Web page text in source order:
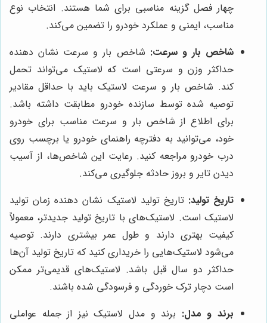
چهار فصل گزینه مناسبی برای شما هستند. انتخاب نوع
مناسب، ایمنی و عملکرد خودرو را تضمین می‌کند.
شاخص بار و سرعت: شاخص بار و سرعت نشان دهنده
حداکثر وزن و سرعتی است که لاستیک می‌تواند تحمل
کند. شاخص بار و سرعت لاستیک باید با حداقل مقادیر
توصیه شده توسط سازنده خودرو مطابقت داشته باشد.
برای اطلاع از شاخص بار و سرعت مناسب برای خودرو
خود، می‌توانید به دفترچه راهنمای خودرو یا برچسب روی
درب خودرو مراجعه کنید. رعایت این شاخص‌ها، از آسیب
دیدن تایر و بروز حادثه جلوگیری می‌کند.
تاریخ تولید: تاریخ تولید لاستیک نشان دهنده زمان تولید
لاستیک است. لاستیک‌های با تاریخ تولید جدیدتر، معمولاً
کیفیت بهتری دارند و طول عمر بیشتری دارند. توصیه
می‌شود لاستیک‌هایی را خریداری کنید که تاریخ تولید آن‌ها
حداکثر دو سال قبل باشد. لاستیک‌های قدیمی‌تر ممکن
است دچار ترک خوردگی و فرسودگی شده باشند.
برند و مدل: برند و مدل لاستیک نیز از جمله عواملی